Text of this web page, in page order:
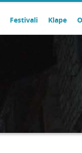
Festivali Klape